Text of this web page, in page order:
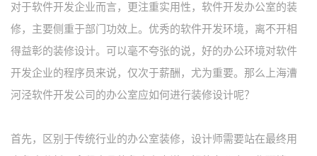
对于软件开发企业而言，更注重实用性，软件开发办公室的装
修，主要侧重于部门功效上。优秀的软件开发环境，离不开相
得益彰的装修设计。可以毫不夸张的说，好的办公环境对软件
开发企业的程序员来说，仅次于薪酬，尤为重要。那么上海漕
河泾软件开发公司的办公室应如何进行装修设计呢？
首先，区别于传统行业的办公室装修，设计师需要站在最终用